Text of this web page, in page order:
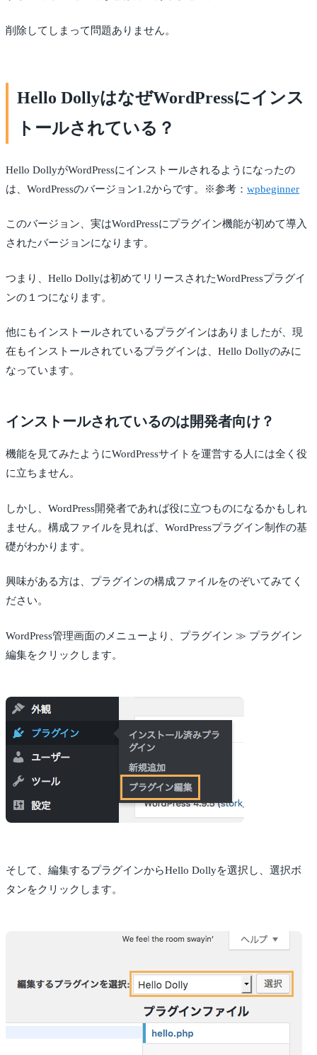
削除してしまって問題ありません。
Hello DollyはなぜWordPressにインス
トールされている？
Hello DollyがWordPressにインストールされるようになったの
は、WordPressのバージョン1.2からです。※参考： wpbeginner
このバージョン、実はWordPressにプラグイン機能が初めて導入
されたバージョンになります。
つまり、Hello Dollyは初めてリリースされたWordPressプラグイ
ンの１つになります。
他にもインストールされているプラグインはありましたが、現
在もインストールされているプラグインは、Hello Dollyのみに
なっています。
インストールされているのは開発者向け？
機能を見てみたようにWordPressサイトを運営する人には全く役
に立ちません。
しかし、WordPress開発者であれば役に立つものになるかもしれ
ません。構成ファイルを見れば、WordPressプラグイン制作の基
礎がわかります。
興味がある方は、プラグインの構成ファイルをのぞいてみてく
ださい。
WordPress管理画面のメニューより、プラグイン ≫ プラグイン
編集をクリックします。
そして、編集するプラグインからHello Dollyを選択し、選択ボ
タンをクリックします。